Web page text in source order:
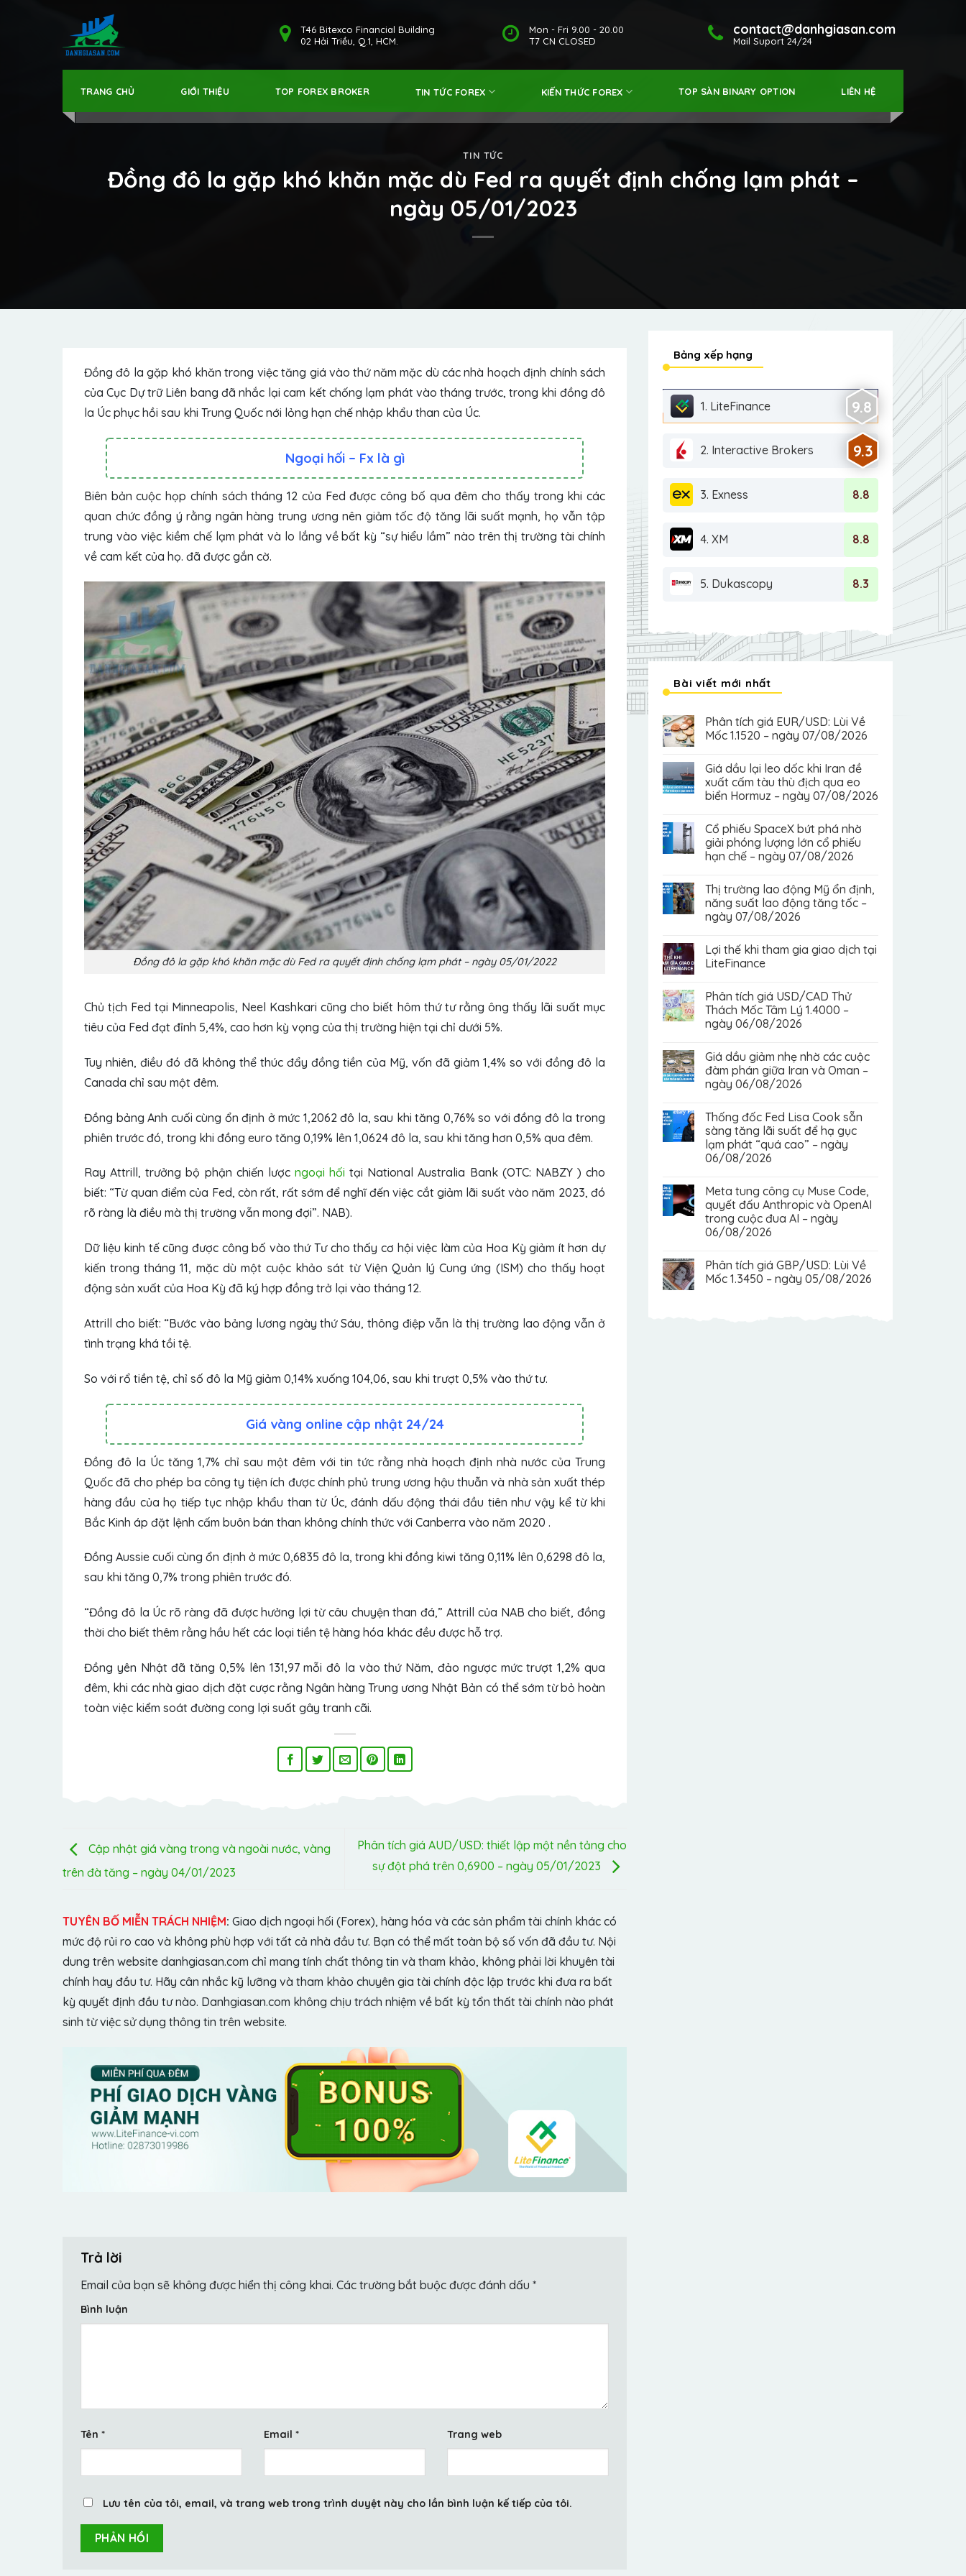
contact@danhgiasan.com
Mail Suport 24/24
Mon - Fri 9.00 - 20.00
T7 CN CLOSED
T46 Bitexco Financial Building
02 Hải Triều, Q.1, HCM.
TRANG CHỦ GIỚI THIỆU TOP FOREX BROKER TIN TỨC FOREX KIẾN THỨC FOREX TOP SÀN BINARY OPTION LIÊN HỆ
TIN TỨC
Đồng đô la gặp khó khăn mặc dù Fed ra quyết định chống lạm phát –
ngày 05/01/2023
Đồng đô la gặp khó khăn trong việc tăng giá vào thứ năm mặc dù các nhà hoạch định chính sách
của Cục Dự trữ Liên bang đã nhắc lại cam kết chống lạm phát vào tháng trước, trong khi đồng đô
la Úc phục hồi sau khi Trung Quốc nới lỏng hạn chế nhập khẩu than của Úc.
Ngoại hối – Fx là gì
Biên bản cuộc họp chính sách tháng 12 của Fed được công bố qua đêm cho thấy trong khi các
quan chức đồng ý rằng ngân hàng trung ương nên giảm tốc độ tăng lãi suất mạnh, họ vẫn tập
trung vào việc kiềm chế lạm phát và lo lắng về bất kỳ “sự hiểu lầm” nào trên thị trường tài chính
về cam kết của họ. đã được gắn cờ.
Đồng đô la gặp khó khăn mặc dù Fed ra quyết định chống lạm phát – ngày 05/01/2022
Chủ tịch Fed tại Minneapolis, Neel Kashkari cũng cho biết hôm thứ tư rằng ông thấy lãi suất mục
tiêu của Fed đạt đỉnh 5,4%, cao hơn kỳ vọng của thị trường hiện tại chỉ dưới 5%.
Tuy nhiên, điều đó đã không thể thúc đẩy đồng tiền của Mỹ, vốn đã giảm 1,4% so với đồng đô la
Canada chỉ sau một đêm.
Đồng bảng Anh cuối cùng ổn định ở mức 1,2062 đô la, sau khi tăng 0,76% so với đồng đô la trong
phiên trước đó, trong khi đồng euro tăng 0,19% lên 1,0624 đô la, sau khi tăng hơn 0,5% qua đêm.
Ray Attrill, trưởng bộ phận chiến lược ngoại hối tại National Australia Bank (OTC: NABZY) cho
biết: “Từ quan điểm của Fed, còn rất, rất sớm để nghĩ đến việc cắt giảm lãi suất vào năm 2023, đó
rõ ràng là điều mà thị trường vẫn mong đợi”. NAB).
Dữ liệu kinh tế cũng được công bố vào thứ Tư cho thấy cơ hội việc làm của Hoa Kỳ giảm ít hơn dự
kiến ​​trong tháng 11, mặc dù một cuộc khảo sát từ Viện Quản lý Cung ứng (ISM) cho thấy hoạt
động sản xuất của Hoa Kỳ đã ký hợp đồng trở lại vào tháng 12.
Attrill cho biết: “Bước vào bảng lương ngày thứ Sáu, thông điệp vẫn là thị trường lao động vẫn ở
tình trạng khá tồi tệ.
So với rổ tiền tệ, chỉ số đô la Mỹ giảm 0,14% xuống 104,06, sau khi trượt 0,5% vào thứ tư.
Giá vàng online cập nhật 24/24
Đồng đô la Úc tăng 1,7% chỉ sau một đêm với tin tức rằng nhà hoạch định nhà nước của Trung
Quốc đã cho phép ba công ty tiện ích được chính phủ trung ương hậu thuẫn và nhà sản xuất thép
hàng đầu của họ tiếp tục nhập khẩu than từ Úc, đánh dấu động thái đầu tiên như vậy kể từ khi
Bắc Kinh áp đặt lệnh cấm buôn bán than không chính thức với Canberra vào năm 2020 .
Đồng Aussie cuối cùng ổn định ở mức 0,6835 đô la, trong khi đồng kiwi tăng 0,11% lên 0,6298 đô la,
sau khi tăng 0,7% trong phiên trước đó.
“Đồng đô la Úc rõ ràng đã được hưởng lợi từ câu chuyện than đá,” Attrill của NAB cho biết, đồng
thời cho biết thêm rằng hầu hết các loại tiền tệ hàng hóa khác đều được hỗ trợ.
Đồng yên Nhật đã tăng 0,5% lên 131,97 mỗi đô la vào thứ Năm, đảo ngược mức trượt 1,2% qua
đêm, khi các nhà giao dịch đặt cược rằng Ngân hàng Trung ương Nhật Bản có thể sớm từ bỏ hoàn
toàn việc kiểm soát đường cong lợi suất gây tranh cãi.
Cập nhật giá vàng trong và ngoài nước, vàng
trên đà tăng – ngày 04/01/2023
Phân tích giá AUD/USD: thiết lập một nền tảng cho
sự đột phá trên 0,6900 – ngày 05/01/2023
TUYÊN BỐ MIỄN TRÁCH NHIỆM: Giao dịch ngoại hối (Forex), hàng hóa và các sản phẩm tài chính khác có
mức độ rủi ro cao và không phù hợp với tất cả nhà đầu tư. Bạn có thể mất toàn bộ số vốn đã đầu tư. Nội
dung trên website danhgiasan.com chỉ mang tính chất thông tin và tham khảo, không phải lời khuyên tài
chính hay đầu tư. Hãy cân nhắc kỹ lưỡng và tham khảo chuyên gia tài chính độc lập trước khi đưa ra bất
kỳ quyết định đầu tư nào. Danhgiasan.com không chịu trách nhiệm về bất kỳ tổn thất tài chính nào phát
sinh từ việc sử dụng thông tin trên website.
Trả lời
Email của bạn sẽ không được hiển thị công khai. Các trường bắt buộc được đánh dấu *
Bình luận
Tên * Email * Trang web
Lưu tên của tôi, email, và trang web trong trình duyệt này cho lần bình luận kế tiếp của tôi.
Bảng xếp hạng
1. LiteFinance 9.8
2. Interactive Brokers 9.3
3. Exness 8.8
4. XM 8.8
5. Dukascopy 8.3
Bài viết mới nhất
Phân tích giá EUR/USD: Lùi Về
Mốc 1.1520 – ngày 07/08/2026
Giá dầu lại leo dốc khi Iran đề
xuất cấm tàu thù địch qua eo
biển Hormuz – ngày 07/08/2026
Cổ phiếu SpaceX bứt phá nhờ
giải phóng lượng lớn cổ phiếu
hạn chế – ngày 07/08/2026
Thị trường lao động Mỹ ổn định,
năng suất lao động tăng tốc –
ngày 07/08/2026
Lợi thế khi tham gia giao dịch tại
LiteFinance
Phân tích giá USD/CAD Thử
Thách Mốc Tâm Lý 1.4000 –
ngày 06/08/2026
Giá dầu giảm nhẹ nhờ các cuộc
đàm phán giữa Iran và Oman –
ngày 06/08/2026
Thống đốc Fed Lisa Cook sẵn
sàng tăng lãi suất để hạ gục
lạm phát “quá cao” – ngày
06/08/2026
Meta tung công cụ Muse Code,
quyết đấu Anthropic và OpenAI
trong cuộc đua AI – ngày
06/08/2026
Phân tích giá GBP/USD: Lùi Về
Mốc 1.3450 – ngày 05/08/2026